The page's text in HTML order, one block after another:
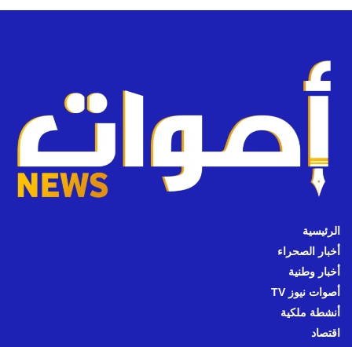
الرئيسية
أخبار الصحراء
أخبار وطنية
أصوات نيوز TV
أنشطة ملكية
اقتصاد